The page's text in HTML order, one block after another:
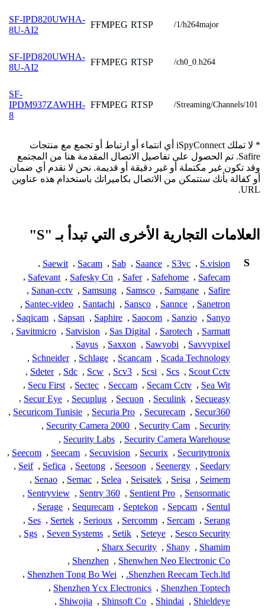
SF-IPD820UWHA-
8U-AI2
FFMPEG RTSP /1/h264major
SF-IPD820UWHA-
8U-AI2
FFMPEG RTSP /ch0_0.h264
SF-
IPDM937ZAWHH-
8
FFMPEG RTSP /Streaming/Channels/101
* لا تملك iSpyConnect أي انتماء أو ارتباط أو تجمع مع منتجات
Safire. تم الحصول على تفاصيل الاتصال المقدمة هنا من المجتمع
وقد تكون غير مكتملة أو غير دقيقة أو قديمة. نحن لا نقدم أي ضمان
أو كفالة بأنك ستتمكن من الاتصال بكاميراتك باستخدام هذه عناوين
URL.
العلامات التجارية الأخرى التي تبدأ بـ "S"
S
S.vision
,
S3vc
,
Saance
,
Sab
,
Sacam
,
Saewit
,
Safecam
,
Safehome
,
Safer
,
Safesky Cn
,
Safevant
,
Safire
,
Samgane
,
Samsco
,
Samsung
,
Sanan-cctv
,
Sanetron
,
Sannce
,
Sansco
,
Santachi
,
Santec-video
,
Sanyo
,
Sanzio
,
Saocom
,
Saphire
,
Sapsan
,
Saqicam
,
Sarmatt
,
Sarotech
,
Sas Digital
,
Satvision
,
Savitmicro
,
Savvypixel
,
Sawyobi
,
Saxxon
,
Sayus
,
Scada Technology
,
Scancam
,
Schlage
,
Schneider
,
Scout Cctv
,
Scs
,
Scsi
,
Scv3
,
Scw
,
Sdc
,
Sdeter
,
Sea Wit
,
Secam Cctv
,
Seccam
,
Sectec
,
Secu First
,
Secueasy
,
Seculink
,
Secuon
,
Secuplug
,
Secur Eye
,
Secur360
,
Securecam
,
Securia Pro
,
Securicom Tunisie
,
Security
,
Security Cam
,
Security Camera 2000
,
Security Camera Warehouse
,
Security Labs
,
Securitytronix
,
Securix
,
Secuvision
,
Seecam
,
Seecom
,
Seedary
,
Seenergy
,
Seesoon
,
Seetong
,
Sefica
,
Seif
,
Seimem
,
Seisa
,
Seisatek
,
Selea
,
Semac
,
Senao
,
Sensormatic
,
Sentient Pro
,
Sentry 360
,
Sentryview
,
Sentul
,
Sepcam
,
Septekon
,
Sequrecam
,
Serage
,
Serang
,
Sercam
,
Sercomm
,
Serioux
,
Sertek
,
Ses
,
Sesco Security
,
Seteye
,
Setik
,
Seven Systems
,
Sgs
,
Shamim
,
Shany
,
Sharx Security
,
Shenwhen Neo Electronic Co
,
Shenzhen
,
Shenzhen Reecam Tech.ltd.
,
Shenzhen Tong Bo Wei
,
Shenzhen Toptech
,
Shenzhen Ycx Electronics
,
Shieldeye
,
Shindai
,
Shinsoft Co
,
Shiwojia
,